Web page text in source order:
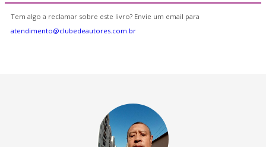
Tem algo a reclamar sobre este livro? Envie um email para
atendimento@clubedeautores.com.br